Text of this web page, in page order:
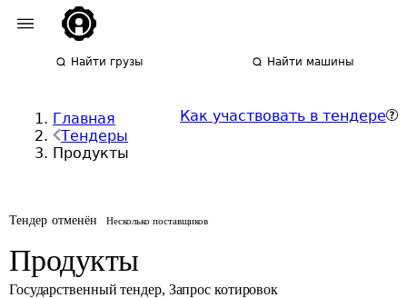
Найти грузы Найти машины
Главная
Тендеры
Продукты
Как участвовать в тендере
Тендер отменён Несколько поставщиков
Продукты
Государственный тендер, Запрос котировок